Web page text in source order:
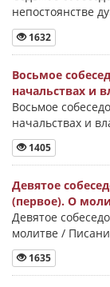
непостоянстве
1632
Восьмое
начальствах и
Восьмое
начальствах и
1405
Девятое
(первое). О
Девятое
молитве /
1635